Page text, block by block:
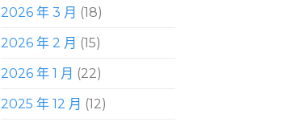
2026 年 3 月 (18)
2026 年 2 月 (15)
2026 年 1 月 (22)
2025 年 12 月 (12)